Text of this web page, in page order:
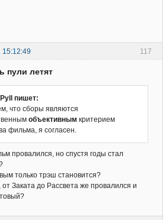
117
15:12:49
пули летят
пишет:
что сборы являются
объективным критерием
фильма, я согласен.
провалился, но спустя годы стал
только трэш становится?
Заката до Рассвета же провалился и